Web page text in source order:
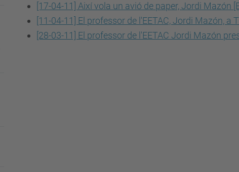
[17-04-11] Així vola un avió de paper, Jordi Mazón
[11-04-11] El professor de l'EETAC, Jordi Mazón, a
[28-03-11] El professor de l'EETAC Jordi Mazón